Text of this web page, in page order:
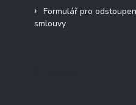
Formulář pro
smlouvy